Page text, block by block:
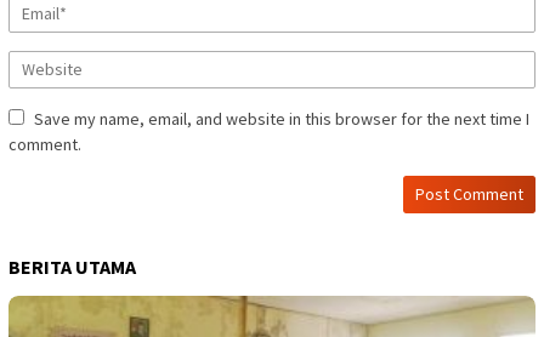
Save my name, email, and website in this browser for the next time I
comment.
BERITA UTAMA